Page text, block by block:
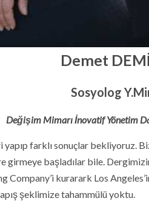
Demet
Sosyolog
Değişim Mimarı İnovatif Yönetim
farklı sonuçlar bekliyoruz.
girmeye başladılar bile.
Company’i kurarark Los
şeklimize tahammülü yoktu.